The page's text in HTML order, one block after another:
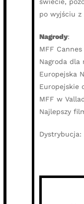
świecie,
po wyjściu z
Nagrody:
MFF
Nagroda dla
Europejska
Europejskie
MFF w
Najlepszy
Dystrybucja: